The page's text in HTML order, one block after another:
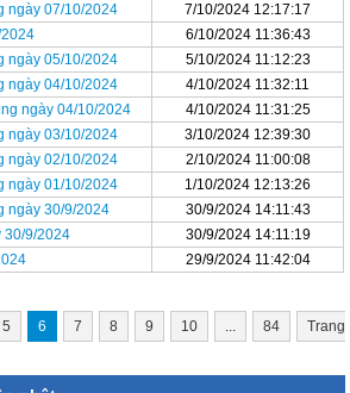
ngày 07/10/2024
7/10/2024 12:17:17
6/10/2024 11:36:43
ngày 05/10/2024
5/10/2024 11:12:23
ngày 04/10/2024
4/10/2024 11:32:11
ngày 04/10/2024
4/10/2024 11:31:25
ngày 03/10/2024
3/10/2024 12:39:30
ngày 02/10/2024
2/10/2024 11:00:08
ngày 01/10/2024
1/10/2024 12:13:26
ngày 30/9/2024
30/9/2024 14:11:43
30/9/2024
30/9/2024 14:11:19
29/9/2024 11:42:04
5 6 7 8 9 10 ... 84
Trang